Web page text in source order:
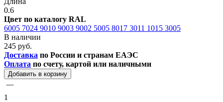
0.6
Цвет по каталогу RAL
6005 7024 9010 9003 9002 5005 8017 3011 1015 3005
В наличии
245 руб.
Доставка по России и странам ЕАЭС
Оплата по счету, картой или наличными
Добавить в корзину
1